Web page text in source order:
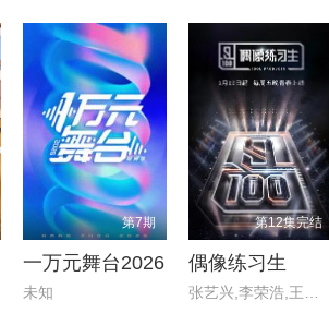
第7期
一万元舞台2026
未知
第12集完结
偶像练习生